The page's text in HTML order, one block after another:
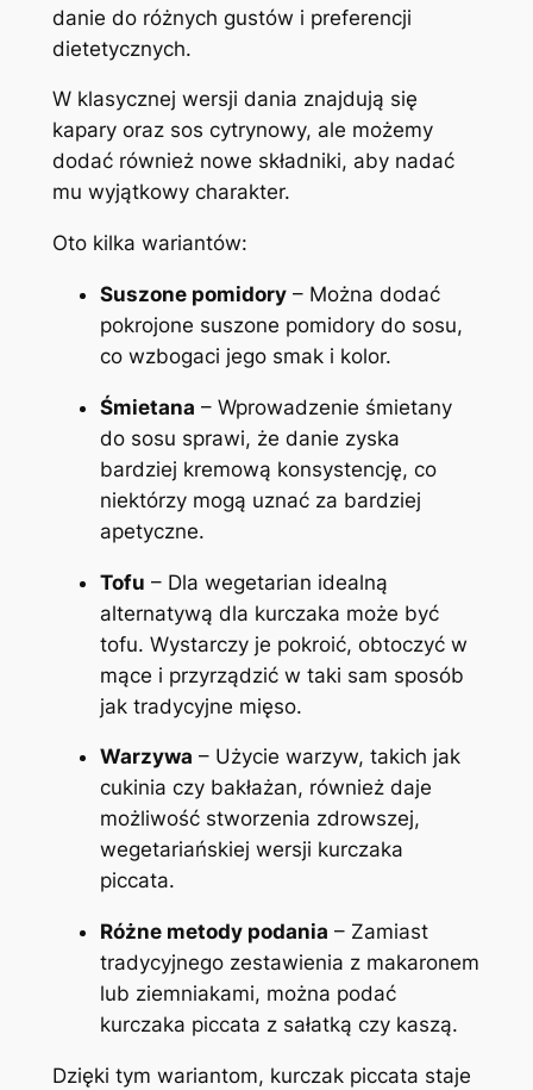
danie do różnych gustów i preferencji
dietetycznych.
W klasycznej wersji dania znajdują się
kapary oraz sos cytrynowy, ale możemy
dodać również nowe składniki, aby nadać
mu wyjątkowy charakter.
Oto kilka wariantów:
Suszone pomidory– Można dodać
pokrojone suszone pomidory do sosu,
co wzbogaci jego smak i kolor.
Śmietana – Wprowadzenie śmietany
do sosu sprawi, że danie zyska
bardziej kremową konsystencję, co
niektórzy mogą uznać za bardziej
apetyczne.
Tofu – Dla wegetarian idealną
alternatywą dla kurczaka może być
tofu. Wystarczy je pokroić, obtoczyć w
mące i przyrządzić w taki sam sposób
jak tradycyjne mięso.
Warzywa – Użycie warzyw, takich jak
cukinia czy bakłażan, również daje
możliwość stworzenia zdrowszej,
wegetariańskiej wersji kurczaka
piccata.
Różne metody podania – Zamiast
tradycyjnego zestawienia z makaronem
lub ziemniakami, można podać
kurczaka piccata z sałatką czy kaszą.
Dzięki tym wariantom, kurczak piccata staje